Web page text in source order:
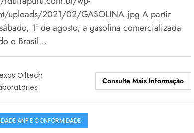
nova composição
uploads/2021/02/GASOLINA.jpg A partir
1º de agosto, a gasolina comercializada
o Brasil…
Oiltech
Consulte Mais Informação
ANP E CONFORMIDADE